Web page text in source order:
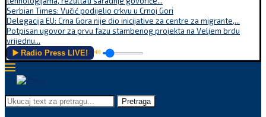
Serbian Times: Vučić podijelio crkvu u Crnoj Gori
Delegacija EU: Crna Gora nije dio inicijative za centre za migrante,...
Potpisan ugovor za prvu fazu stambenog projekta na Veljem brdu
vrijednu...
▶️ Radio Press LIVE! 🔊
Pretraga